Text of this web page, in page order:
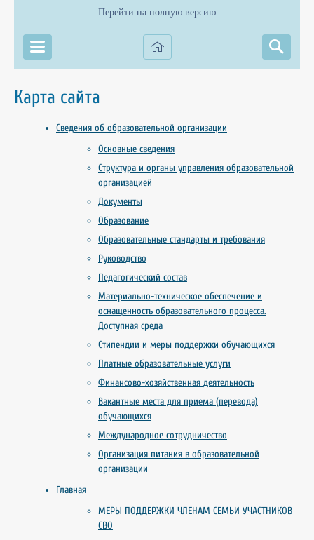
Перейти на полную версию
Карта сайта
Сведения об образовательной организации
Основные сведения
Структура и органы управления образовательной
организацией
Документы
Образование
Образовательные стандарты и требования
Руководство
Педагогический состав
Материально-техническое обеспечение и
оснащенность образовательного процесса.
Доступная среда
Стипендии и меры поддержки обучающихся
Платные образовательные услуги
Финансово-хозяйственная деятельность
Вакантные места для приема (перевода)
обучающихся
Международное сотрудничество
Организация питания в образовательной
организации
Главная
МЕРЫ ПОДДЕРЖКИ ЧЛЕНАМ СЕМЬИ УЧАСТНИКОВ
СВО